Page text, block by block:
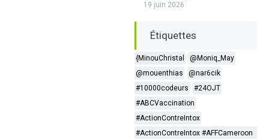
19 juin 2026
Étiquettes
{MinouChristal
@Moniq_May
@mouenthias
@nar6cik
#10000codeurs
#24OJT
#ABCVaccination
#ActionContreIntox
#ActionContreIntox #AFFCameroon